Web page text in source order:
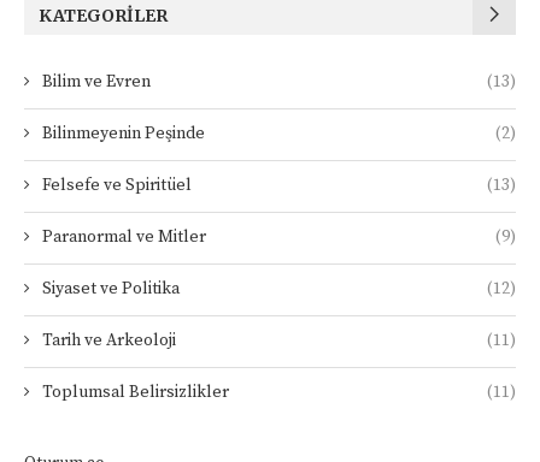
KATEGORILER
Bilim ve Evren (13)
Bilinmeyenin Peşinde (2)
Felsefe ve Spiritüel (13)
Paranormal ve Mitler (9)
Siyaset ve Politika (12)
Tarih ve Arkeoloji (11)
Toplumsal Belirsizlikler (11)